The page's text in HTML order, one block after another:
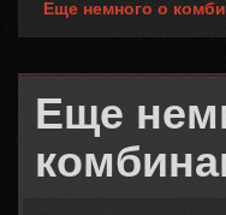
Еще немного о
Еще